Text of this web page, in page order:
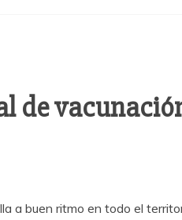
de
a buen ritmo en todo el